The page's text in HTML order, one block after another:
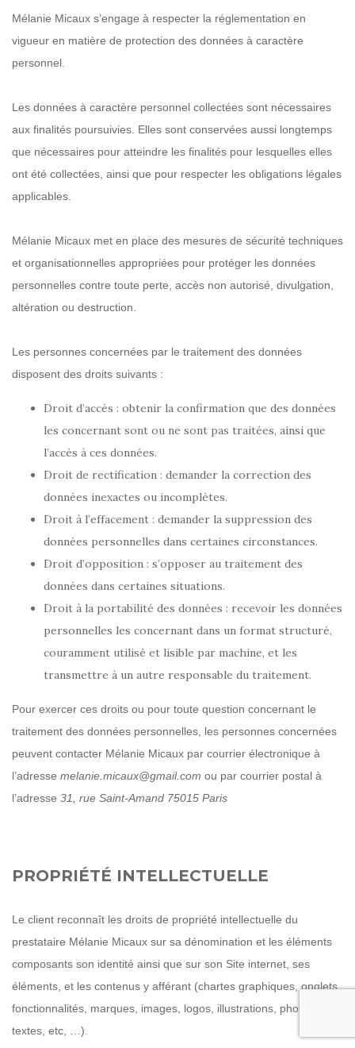
Mélanie Micaux s’engage à respecter la réglementation en
vigueur en matière de protection des données à caractère
personnel.
Les données à caractère personnel collectées sont nécessaires
aux finalités poursuivies. Elles sont conservées aussi longtemps
que nécessaires pour atteindre les finalités pour lesquelles elles
ont été collectées, ainsi que pour respecter les obligations légales
applicables.
Mélanie Micaux met en place des mesures de sécurité techniques
et organisationnelles appropriées pour protéger les données
personnelles contre toute perte, accès non autorisé, divulgation,
altération ou destruction.
Les personnes concernées par le traitement des données
disposent des droits suivants :
Droit d’accès : obtenir la confirmation que des données
les concernant sont ou ne sont pas traitées, ainsi que
l’accès à ces données.
Droit de rectification : demander la correction des
données inexactes ou incomplètes.
Droit à l’effacement : demander la suppression des
données personnelles dans certaines circonstances.
Droit d’opposition : s’opposer au traitement des
données dans certaines situations.
Droit à la portabilité des données : recevoir les données
personnelles les concernant dans un format structuré,
couramment utilisé et lisible par machine, et les
transmettre à un autre responsable du traitement.
Pour exercer ces droits ou pour toute question concernant le
traitement des données personnelles, les personnes concernées
peuvent contacter Mélanie Micaux par courrier électronique à
l’adresse melanie.micaux@gmail.com ou par courrier postal à
l’adresse 31, rue Saint-Amand 75015 Paris
PROPRIÉTÉ INTELLECTUELLE
Le client reconnaît les droits de propriété intellectuelle du
prestataire Mélanie Micaux sur sa dénomination et les éléments
composants son identité ainsi que sur son Site internet, ses
éléments, et les contenus y afférant (chartes graphiques, onglets,
fonctionnalités, marques, images, logos, illustrations, photos,
textes, etc, …).